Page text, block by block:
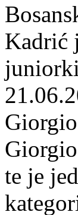
Kadrić
te je